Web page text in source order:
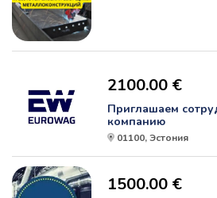
2100.00 €
Приглашаем
компанию
01100, Эстония
1500.00 €